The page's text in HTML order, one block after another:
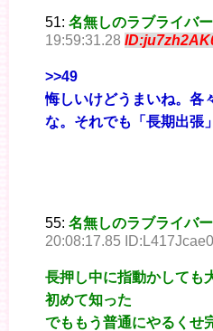
51: 名無しのラブライバー
19:59:31.28
>>49
悔しいけどうまいね。各
な。それでも「長期出張
55: 名無しのラブライバー
20:08:17.85
長押し中に指動かしても
初めて知った
でももう普通にやるくせ